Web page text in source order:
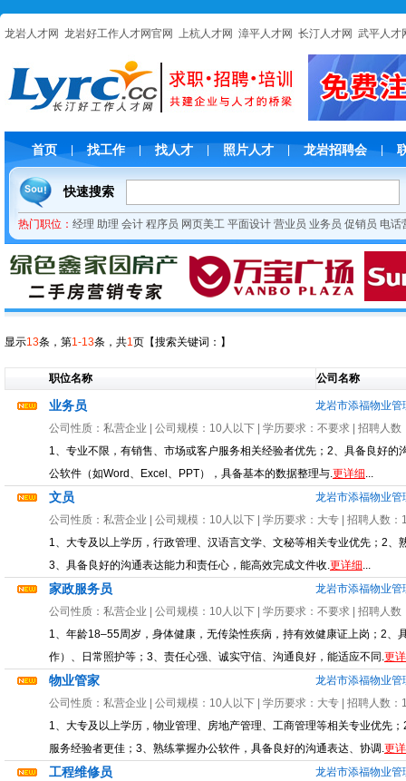
龙岩人才网 龙岩好工作人才网官网 上杭人才网 漳平人才网 长汀人才网 武平人才
首页 找工作 | 找人才 照片人才 龙岩招聘会 |
快速搜索
热门职位： 经理 助理 会计 程序员 网页美工 平面设计 营业员 业务员 促销员 电话
显示13条，第1-13条，共1页 【搜索关键词： 】
职位名称 公司名称
业务员
龙岩市添福物业管
公司性质： 私营企业 | 公司规模： 10人以下 | 学历要求： 不要求 | 招聘人数
1、专业不限，有销售、市场或客户服务相关经验者优先；2、具备良好
公软件（如Word、Excel、PPT），具备基本的数据整理与.更详细...
文员
龙岩市添福物业管
公司性质： 私营企业 | 公司规模： 10人以下 | 学历要求： 大专 | 招聘人数：
1、大专及以上学历，行政管理、汉语言文学、文秘等相关专业优先；2
3、具备良好的沟通表达能力和责任心，能高效完成文件收.更详细...
家政服务员
龙岩市添福物业管
公司性质： 私营企业 | 公司规模： 10人以下 | 学历要求： 不要求 | 招聘人数
1、年龄18–55周岁，身体健康，无传染性疾病，持有效健康证上岗；2
作）、日常照护等；3、责任心强、诚实守信、沟通良好，能适应不同.更
物业管家
龙岩市添福物业管
公司性质： 私营企业 | 公司规模： 10人以下 | 学历要求： 大专 | 招聘人数：
1、大专及以上学历，物业管理、房地产管理、工商管理等相关专业优先
服务经验者更佳；3、熟练掌握办公软件，具备良好的沟通表达、协调.更
工程维修员
龙岩市添福物业管